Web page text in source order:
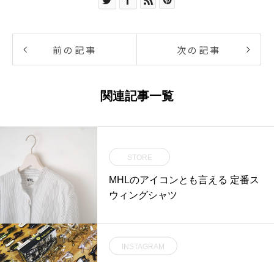
前の記事 次の記事
関連記事一覧
STORE
MHLのアイコンとも言える 定番ス
ウィングシャツ
INSTAGRAM